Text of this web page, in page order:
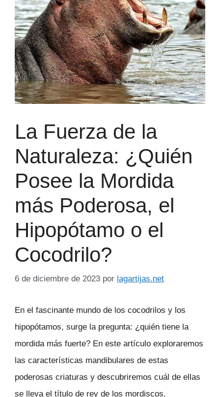
La Fuerza de la
Naturaleza: ¿Quién
Posee la Mordida
más Poderosa, el
Hipopótamo o el
Cocodrilo?
6 de diciembre de 2023 por lagartijas.net
En el fascinante mundo de los cocodrilos y los
hipopótamos, surge la pregunta: ¿quién tiene la
mordida más fuerte? En este artículo exploraremos
las características mandibulares de estas
poderosas criaturas y descubriremos cuál de ellas
se lleva el título de rey de los mordiscos.